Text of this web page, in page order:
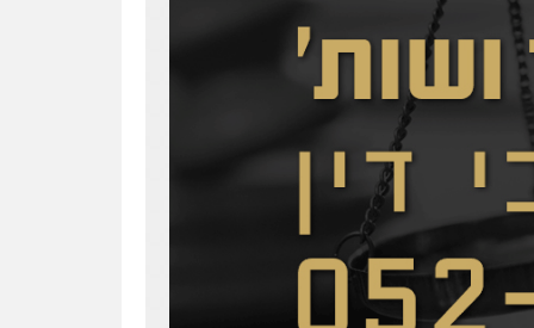
תמיכה
לעורכי דין
שירותים מקצועיים לעורכי
מאיה בלום, עו"ס,
טיפול ושיקום